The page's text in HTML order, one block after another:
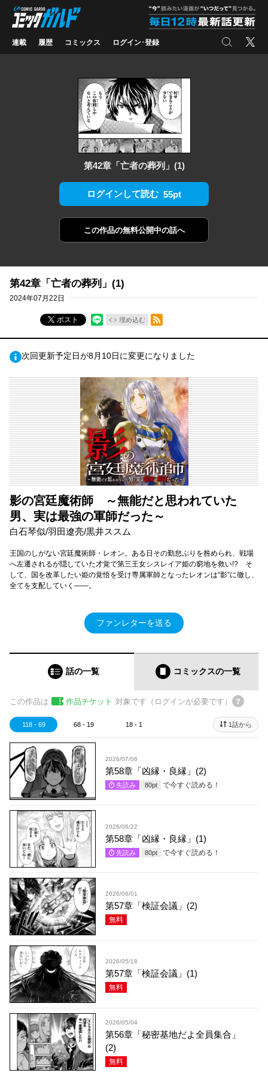
コミックガルド
連載 履歴 コミックス ログイン･登録 検索 X
第42章「亡者の葬列」(1)
ログインして読む 55pt
この作品の無料公開中の話へ
第42章「亡者の葬列」(1)
2024年07月22日
ポスト 埋め込む
RSSフィード
次回更新予定日が8月10日に変更になりました
影の宮廷魔術師 ～無能だと思われていた
男、実は最強の軍師だった～
白石琴似/羽田遼亮/黒井ススム
王国のしがない宮廷魔術師・レオン。ある日その勤怠ぶりを咎められ、戦場
へ左遷されるが隠していた才覚で第三王女シスレイア姫の窮地を救い!? そ
して、国を改革したい姫の覚悟を受け専属軍師となったレオンは“影”に徹し、
全てを支配していく――。
ファンレターを送る
話の一覧 コミックスの一覧
この作品は 作品チケット 対象です（ログインが必要です）
118 - 69 68 - 19 18 - 1 1話から
2026/07/06
第58章「凶縁・良縁」(2)
先読み 80pt で今すぐ読める！
2026/06/22
第58章「凶縁・良縁」(1)
先読み 80pt で今すぐ読める！
2026/06/01
第57章「検証会議」(2)
無料
2026/05/18
第57章「検証会議」(1)
無料
2026/05/04
第56章「秘密基地だよ全員集合」
(2)
無料